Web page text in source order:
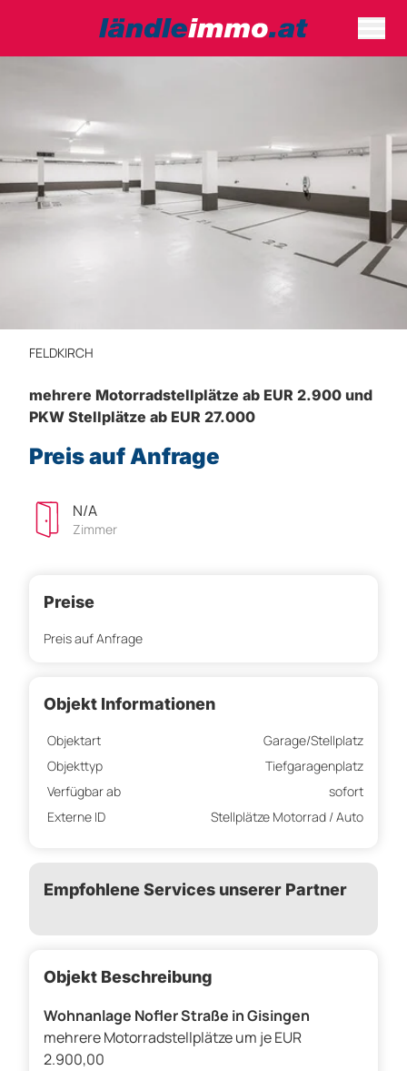
FELDKIRCH
mehrere Motorradstellplätze ab EUR 2.900 und
PKW Stellplätze ab EUR 27.000
Preis auf Anfrage
N/A
Zimmer
Preise
Preis auf Anfrage
Objekt Informationen
Objektart
Garage/Stellplatz
Objekttyp
Tiefgaragenplatz
Verfügbar ab
sofort
Externe ID
Stellplätze Motorrad / Auto
Empfohlene Services unserer Partner
Objekt Beschreibung
Wohnanlage Nofler Straße in Gisingen
mehrere Motorradstellplätze um je EUR
2.900,00